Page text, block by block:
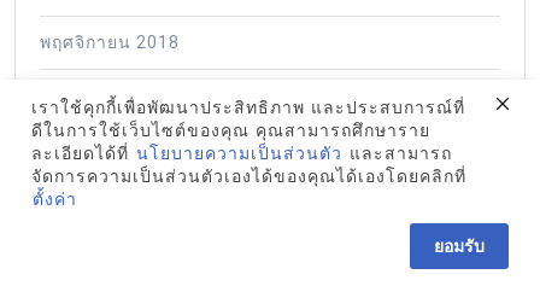
พฤศจิกายน 2018
ตุลาคม 2018
กันยายน 2018
สิงหาคม 2018
เราใช้คุกกี้เพื่อพัฒนาประสิทธิภาพ และประสบการณ์ที่
ดีในการใช้เว็บไซต์ของคุณ คุณสามารถศึกษาราย
ละเอียดได้ที่ นโยบายความเป็นส่วนตัว และสามารถ
จัดการความเป็นส่วนตัวเองได้ของคุณได้เองโดยคลิกที่
ตั้งค่า
ยอมรับ